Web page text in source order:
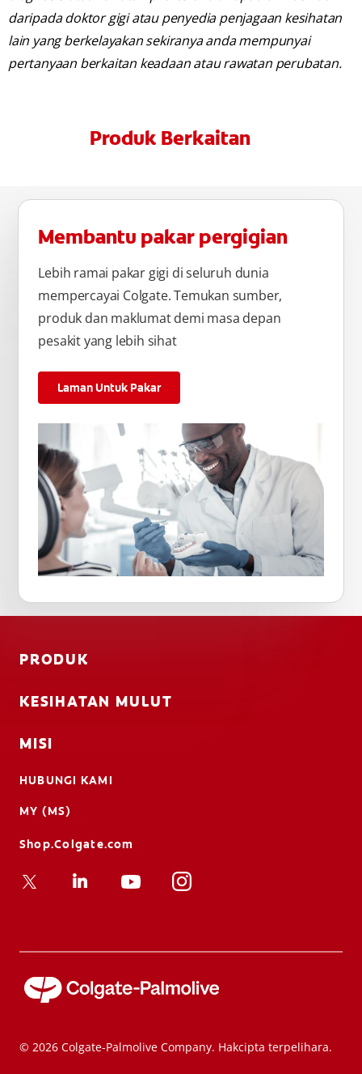
daripada doktor gigi atau penyedia penjagaan kesihatan
lain yang berkelayakan sekiranya anda mempunyai
pertanyaan berkaitan keadaan atau rawatan perubatan.
Produk Berkaitan
Membantu pakar pergigian
Lebih ramai pakar gigi di seluruh dunia
mempercayai Colgate. Temukan sumber,
produk dan maklumat demi masa depan
pesakit yang lebih sihat
Laman Untuk Pakar
PRODUK
KESIHATAN MULUT
MISI
HUBUNGI KAMI
MY (MS)
Shop.Colgate.com
© 2026 Colgate-Palmolive Company. Hakcipta terpelihara.